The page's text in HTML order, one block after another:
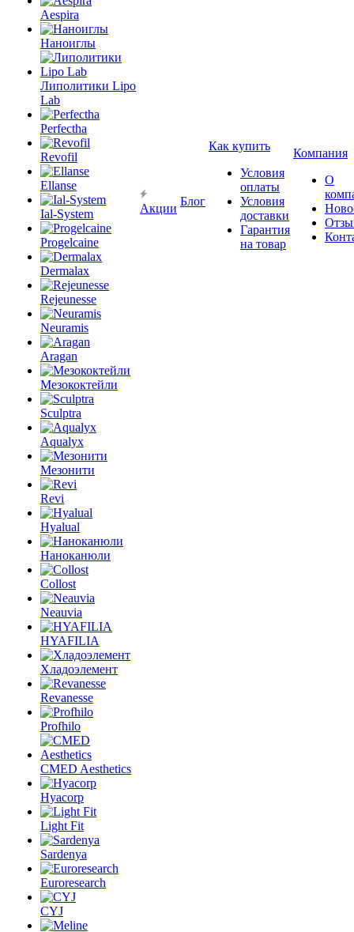
Aespira
Наноиглы
Липолитики Lipo
Lab
Perfectha
Revofil
Ellanse
Ial-System
Progelcaine
Dermalax
Rejeunesse
Neuramis
Aragan
Мезококтейли
Sculptra
Aqualyx
Мезонити
Revi
Hyalual
Наноканюли
Collost
Neauvia
HYAFILIA
Хладоэлемент
Revanesse
Profhilo
CMED Aesthetics
Hyacorp
Light Fit
Sardenya
Euroresearch
CYJ
Акции
Блог
Как купить
Условия
оплаты
Условия
доставки
Гарантия
на товар
Компания
О